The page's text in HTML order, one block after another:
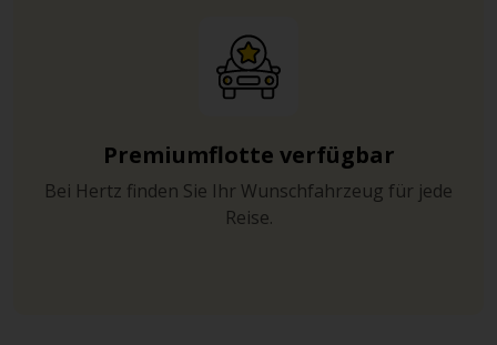
Premiumflotte verfügbar
Bei Hertz finden Sie Ihr Wunschfahrzeug für jede
Reise.